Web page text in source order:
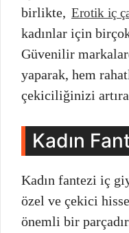
birlikte, Erotik iç
kadınlar için
Güvenilir
yaparak, hem
çekiciliğinizi
Kadın
Kadın fantezi iç
özel ve çekici
önemli bir